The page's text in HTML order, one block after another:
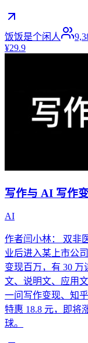
饭饭是个闲人
¥29.9
写作与 AI 写作
AI
作者闫小林： 双非
业后进入某上市公
变现百万，有 30
文、说明文、应用
一问写作变现、知
特惠 18.8 元，即将
球。